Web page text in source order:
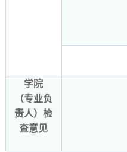
学院
（专业负
责人）检
查意见